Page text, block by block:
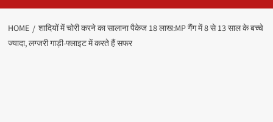
HOME
शादियों में चोरी करने का सालाना पैकेज 18 लाख:MP गैंग में 8 से 13 साल के बच्चे
ज्यादा, लग्जरी गाड़ी-फ्लाइट में करते हैं सफर